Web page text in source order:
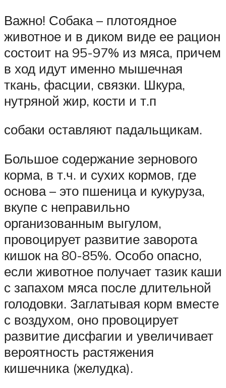
Важно! Собака – плотоядное
животное и в диком виде ее рацион
состоит на 95-97% из мяса, причем
в ход идут именно мышечная
ткань, фасции, связки. Шкура,
нутряной жир, кости и т.п
собаки оставляют падальщикам.
Большое содержание зернового
корма, в т.ч. и сухих кормов, где
основа – это пшеница и кукуруза,
вкупе с неправильно
организованным выгулом,
провоцирует развитие заворота
кишок на 80-85%. Особо опасно,
если животное получает тазик каши
с запахом мяса после длительной
голодовки. Заглатывая корм вместе
с воздухом, оно провоцирует
развитие дисфагии и увеличивает
вероятность растяжения
кишечника (желудка).